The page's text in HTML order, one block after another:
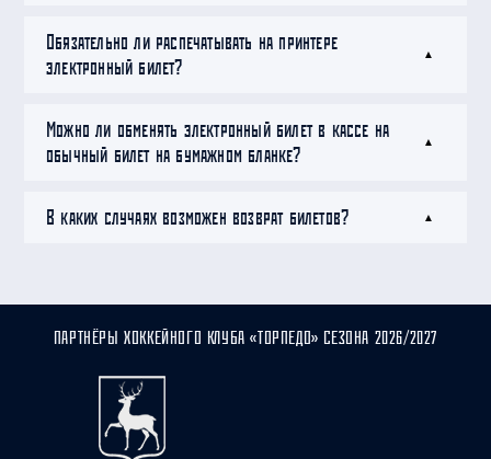
Обязательно ли распечатывать на принтере
электронный билет?
Можно ли обменять электронный билет в кассе на
обычный билет на бумажном бланке?
В каких случаях возможен возврат билетов?
ПАРТНЁРЫ ХОККЕЙНОГО КЛУБА «ТОРПЕДО» СЕЗОНА 2026/2027